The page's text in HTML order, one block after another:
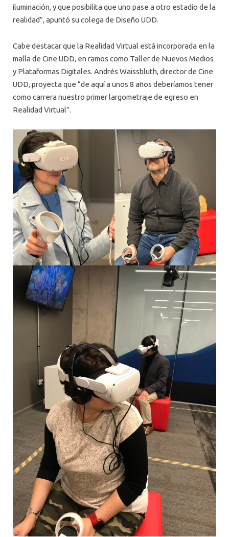
iluminación, y que posibilita que uno pase a otro estadio de la
realidad”, apuntó su colega de Diseño UDD.
Cabe destacar que la Realidad Virtual está incorporada en la
malla de Cine UDD, en ramos como Taller de Nuevos Medios
y Plataformas Digitales. Andrés Waissbluth, director de Cine
UDD, proyecta que “de aquí a unos 8 años deberíamos tener
como carrera nuestro primer largometraje de egreso en
Realidad Virtual”.